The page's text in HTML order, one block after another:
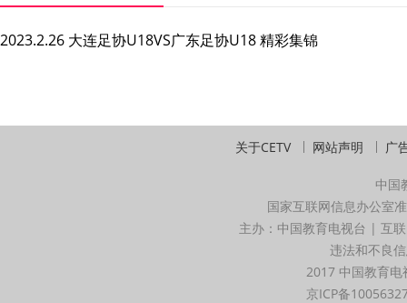
2023.2.26 大连足协U18VS广东足协U18 精彩集锦
关于CETV 网站声明 广
中国
国家互联网信息办公室
主办：中国教育电视台 | 互
违法和不良
2017 中国教育
京ICP备